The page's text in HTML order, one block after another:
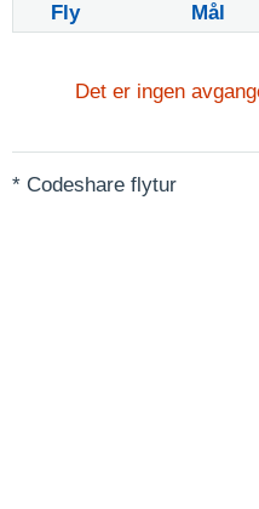
Fly Mål
Det er ingen
* Codeshare flytur